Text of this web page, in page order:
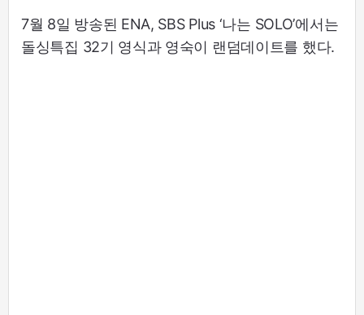
7월 8일 방송된 ENA, SBS Plus ‘나는 SOLO’에서는
돌싱특집 32기 영식과 영숙이 랜덤데이트를 했다.